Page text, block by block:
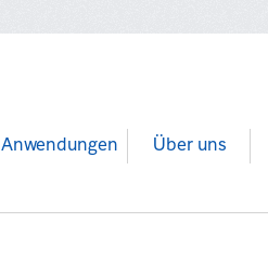
Anwendungen Über uns